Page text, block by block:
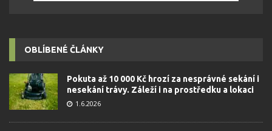
OBLÍBENÉ ČLÁNKY
Pokuta až 10 000 Kč hrozí za nesprávné sekání i
nesekání trávy. Záleží i na prostředku a lokaci
1.6.2026